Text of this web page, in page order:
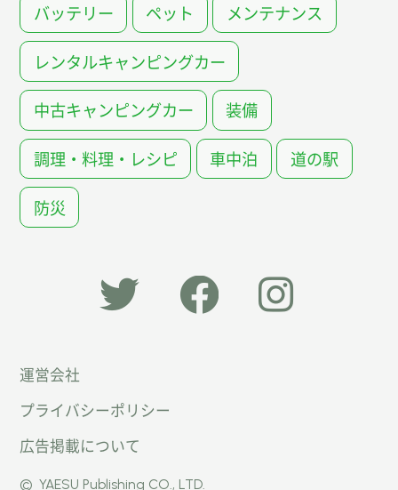
バッテリー ペット メンテナンス
レンタルキャンピングカー
中古キャンピングカー 装備
調理・料理・レシピ 車中泊 道の駅
防災
ン
パー」
運営会社
プライバシーポリシー
広告掲載について
© YAESU Publishing CO., LTD.